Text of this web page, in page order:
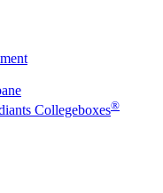
Collegeboxes®